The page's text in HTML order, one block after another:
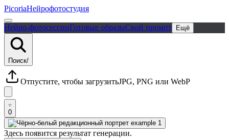
PicoriaНейрофотостудия
Нейро-фотосессииГотовые образыСвой промпт Ещё
Поиск/
Отпустите, чтобы загрузитьJPG, PNG или WebP
0
Здесь появится результат генерации.